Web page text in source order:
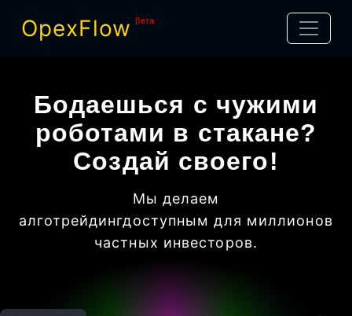
OpexFlow βeta
Бодаешься с чужими
роботами в стакане?
Создай своего!
Мы делаем
алготрейдингдоступным для миллионов
частных инвесторов.